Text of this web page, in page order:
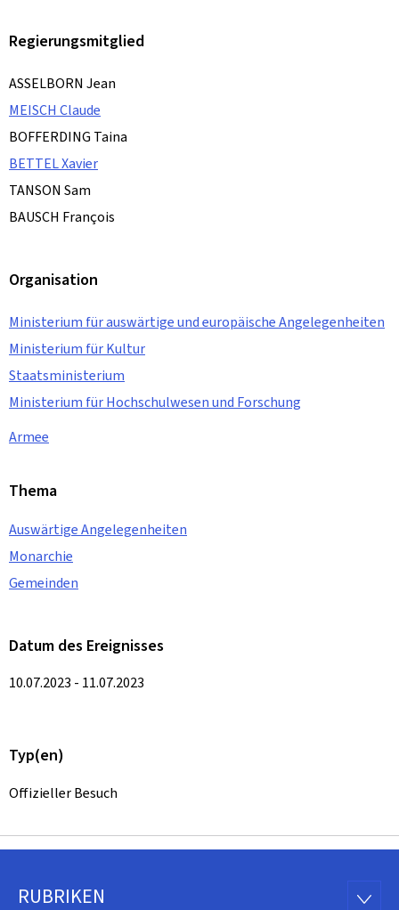
Regierungsmitglied
ASSELBORN Jean
MEISCH Claude
BOFFERDING Taina
BETTEL Xavier
TANSON Sam
BAUSCH François
Organisation
Ministerium für auswärtige und europäische Angelegenheiten
Ministerium für Kultur
Staatsministerium
Ministerium für Hochschulwesen und Forschung
Armee
Thema
Auswärtige Angelegenheiten
Monarchie
Gemeinden
Datum des Ereignisses
10.07.2023 - 11.07.2023
Typ(en)
Offizieller Besuch
RUBRIKEN